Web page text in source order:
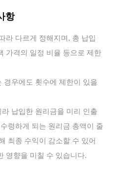
항
라 다르게 정해지며, 총 납입
가격의 일정 비율 등으로 제한
경우에도 횟수에 제한이 있을
납입한 원리금을 미리 인출
령하게 되는 원리금 총액이 줄
최종 수익이 감소할 수 있어
영향을 미칠 수 있습니다.